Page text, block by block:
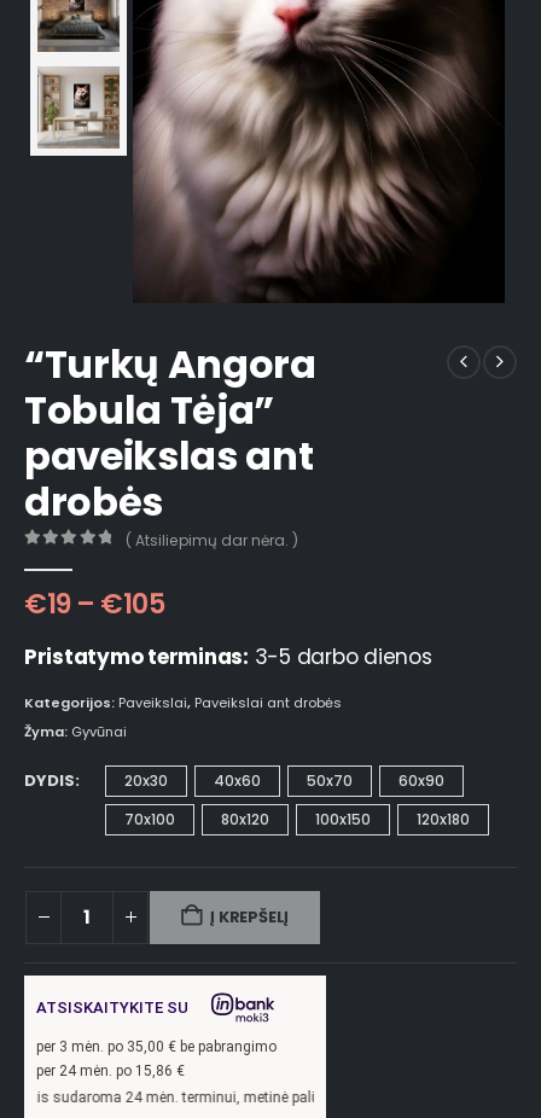
“Turkų Angora
Tobula Tėja”
paveikslas ant
drobės
( Atsiliepimų dar nėra. )
€19 – €105
Pristatymo terminas: 3-5 darbo dienos
Kategorijos: Paveikslai, Paveikslai ant drobės
Žyma: Gyvūnai
DYDIS 20x30 40x60 50x70
60x90
70x100
80x120 100x150 120x180
Į KREPŠELĮ
ATSISKAITYKITE SU
per 3 mėn. po 35,00 € be pabrangimo
per 24 mėn. po 15,86 €
24 mėn. terminui, metinė palūkanų norma –13,9